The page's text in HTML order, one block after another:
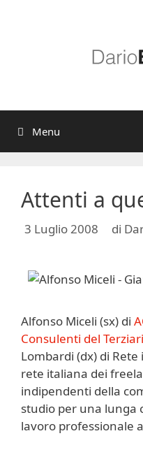
Menu
Attenti a
3 Luglio 2008 di
Alfonso Miceli (sx) di
Consulenti del
Lombardi (dx) di
rete italiana dei
indipendenti della
studio per una lunga
lavoro professionale